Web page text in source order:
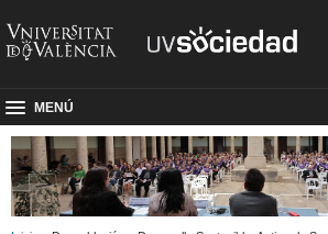
MENÚ